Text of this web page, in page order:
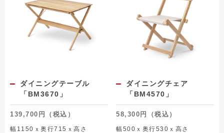
ダイニングテーブル
「BM3670」
139,700円（税込）
幅1150ｘ奥行715ｘ高さ
ダイニングチェア
「BM4570」
58,300円（税込）
幅500ｘ奥行530ｘ高さ